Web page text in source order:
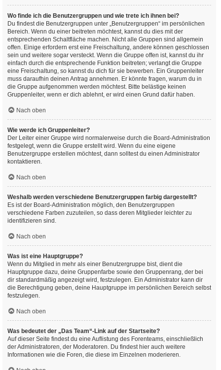
Wo finde ich die Benutzergruppen und wie trete ich ihnen bei?
Du findest die Benutzergruppen unter „Benutzergruppen“ im persönlichen
Bereich. Wenn du einer beitreten möchtest, kannst du dies mit der
entsprechenden Schaltfläche machen. Nicht alle Gruppen sind allgemein
offen. Einige erfordern erst eine Freischaltung, andere können geschlossen
sein und weitere sogar versteckt. Wenn die Gruppe offen ist, kannst du ihr
einfach durch die entsprechende Funktion beitreten; verlangt die Gruppe
eine Freischaltung, so kannst du dich für sie bewerben. Ein Gruppenleiter
muss daraufhin deinen Antrag annehmen. Er könnte fragen, warum du in
die Gruppe aufgenommen werden möchtest. Bitte belästige keinen
Gruppenleiter, wenn er dich ablehnt, er wird einen Grund dafür haben.
Nach oben
Wie werde ich Gruppenleiter?
Der Leiter einer Gruppe wird normalerweise durch die Board-Administration
festgelegt, wenn die Gruppe erstellt wird. Wenn du eine eigene
Benutzergruppe erstellen möchtest, dann solltest du einen Administrator
kontaktieren.
Nach oben
Weshalb werden verschiedene Benutzergruppen farbig dargestellt?
Es ist der Board-Administration möglich, den Benutzergruppen
verschiedene Farben zuzuteilen, so dass deren Mitglieder leichter zu
identifizieren sind.
Nach oben
Was ist eine Hauptgruppe?
Wenn du Mitglied in mehr als einer Benutzergruppe bist, dient die
Hauptgruppe dazu, deine Gruppenfarbe sowie den Gruppenrang, der bei
dir standardmäßig angezeigt wird, festzulegen. Ein Administrator kann dir
die Berechtigung geben, deine Hauptgruppe im persönlichen Bereich selbst
festzulegen.
Nach oben
Was bedeutet der „Das Team“-Link auf der Startseite?
Auf dieser Seite findest du eine Auflistung des Forenteams, einschließlich
der Administratoren, der Moderatoren. Du findest hier auch weitere
Informationen wie die Foren, die diese im Einzelnen moderieren.